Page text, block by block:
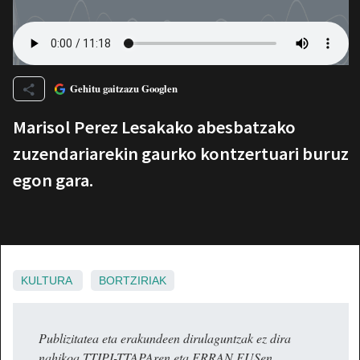
Gehitu gaitzazu Googlen
Marisol Perez Lesakako abesbatzako
zuzendariarekin gaurko kontzertuari buruz
egon gara.
KULTURA BORTZIRIAK
Publizitatea eta erakundeen dirulaguntzak ez dira